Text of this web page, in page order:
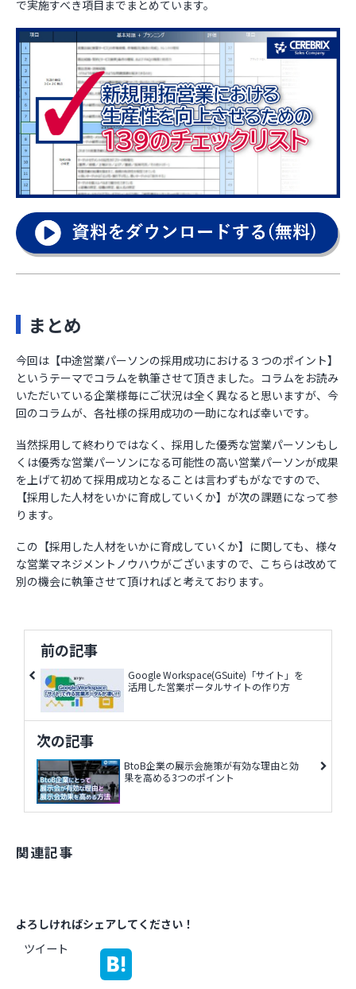
で実施すべき項目までまとめています。
まとめ
今回は【中途営業パーソンの採用成功における３つのポイント】
というテーマでコラムを執筆させて頂きました。コラムをお読み
いただいている企業様毎にご状況は全く異なると思いますが、今
回のコラムが、各社様の採用成功の一助になれば幸いです。
当然採用して終わりではなく、採用した優秀な営業パーソンもし
くは優秀な営業パーソンになる可能性の高い営業パーソンが成果
を上げて初めて採用成功となることは言わずもがなですので、
【採用した人材をいかに育成していくか】が次の課題になって参
ります。
この【採用した人材をいかに育成していくか】に関しても、様々
な営業マネジメントノウハウがございますので、こちらは改めて
別の機会に執筆させて頂ければと考えております。
前の記事
Google Workspace(GSuite)「サイト」を
活用した営業ポータルサイトの作り方
次の記事
BtoB企業の展示会施策が有効な理由と効
果を高める3つのポイント
関連記事
よろしければシェアしてください！
ツイート